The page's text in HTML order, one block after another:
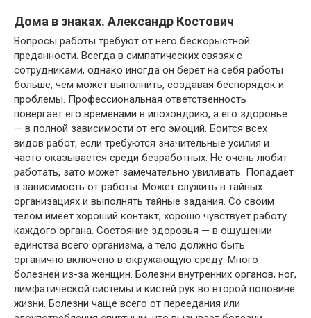
Дома в знаках. Александр Костович
Вопросы работы требуют от него бескорыстной
преданности. Всегда в симпатических связях с
сотрудниками, однако иногда он берет на себя работы
больше, чем может выполнить, создавая беспорядок и
проблемы. Профессиональная ответственность
повергает его временами в ипохондрию, а его здоровье
— в полной зависимости от его эмоций. Боится всех
видов работ, если требуются значительные усилия и
часто оказывается среди безработных. Не очень любит
работать, зато может замечательно увиливать. Попадает
в зависимость от работы. Может служить в тайных
организациях и выполнять тайные задания. Со своим
телом имеет хороший контакт, хорошо чувствует работу
каждого органа. Состояние здоровья — в ощущении
единства всего организма, а тело должно быть
органично включено в окружающую среду. Много
болезней из-за женщин. Болезни внутренних органов, ног,
лимфатической системы и кистей рук во второй половине
жизни. Болезни чаще всего от переедания или